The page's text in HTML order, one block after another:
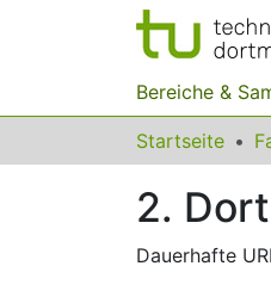
Bereiche &
Startseite
2.
Dauerhafte